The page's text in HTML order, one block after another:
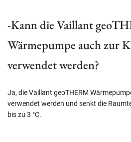
-Kann die Vaillant
Wärmepumpe auch zur
verwendet werden?
Ja, die Vaillant geoTHERM
verwendet werden und senkt die
bis zu 3 °C.